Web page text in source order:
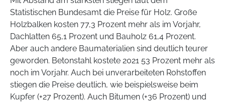
Statistischen Bundesamt die Preise für Holz. Große
Holzbalken kosten 77,3 Prozent mehr als im Vorjahr,
Dachlatten 65,1 Prozent und Bauholz 61,4 Prozent.
Aber auch andere Baumaterialien sind deutlich teurer
geworden. Betonstahl kostete 2021 53 Prozent mehr als
noch im Vorjahr. Auch bei unverarbeiteten Rohstoffen
stiegen die Preise deutlich, wie beispielsweise beim
Kupfer (+27 Prozent). Auch Bitumen (+36 Prozent) und